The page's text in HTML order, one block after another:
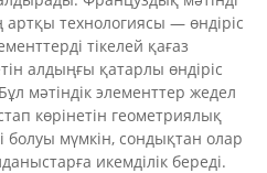
артқы технологиясы — өндіріс
тікелей қағаз
алдыңғы қатарлы өндіріс
мәтіндік элементтер жедел
көрінетін геометриялық
болуы мүмкін, сондықтан олар
икемділік береді.